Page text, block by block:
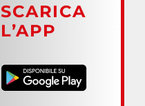
SCARICA
L’APP